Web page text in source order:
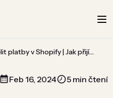
Můžete rozdělit platby v Shopify | Jak přijímat částečné platby
Feb 16, 2024 5 min čtení